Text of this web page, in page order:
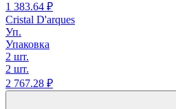
1 383.64 ₽
Cristal D'arques
Уп.
Упаковка
2 шт.
2 шт.
2 767.28 ₽